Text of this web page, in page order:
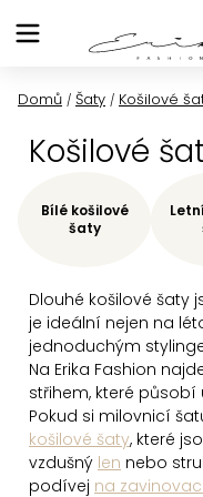
na
Domů / Šaty / Košilové
Košilové
Dlouhé košilové šaty
je ideální nejen na
jednoduchým
Na Erika Fashion
střihem, které působí
Pokud si milovnicí
košilové šaty, které
vzdušný len nebo
podívej na
Bílé košilové
šaty